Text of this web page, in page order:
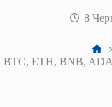
8
BTC, ETH, BNB,